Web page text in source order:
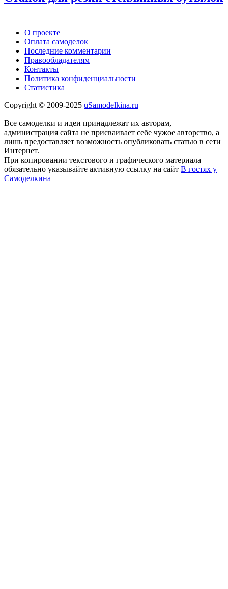
О проекте
Оплата самоделок
Последние комментарии
Правообладателям
Контакты
Политика конфиденциальности
Статистика
Copyright © 2009-2025 uSamodelkina.ru
Все самоделки и идеи принадлежат их авторам,
администрация сайта не присваивает себе чужое авторство, а
лишь предоставляет возможность опубликовать статью в сети
Интернет.
При копировании текстового и графического материала
обязательно указывайте активную ссылку на сайт В гостях у
Самоделкина